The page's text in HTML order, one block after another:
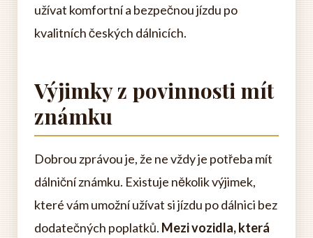
užívat komfortní a bezpečnou jízdu po
kvalitních českých dálnicích.
Výjimky z povinnosti mít
známku
Dobrou zprávou je, že ne vždy je potřeba mít
dálniční známku. Existuje několik výjimek,
které vám umožní užívat si jízdu po dálnici bez
dodatečných poplatků. Mezi vozidla, která